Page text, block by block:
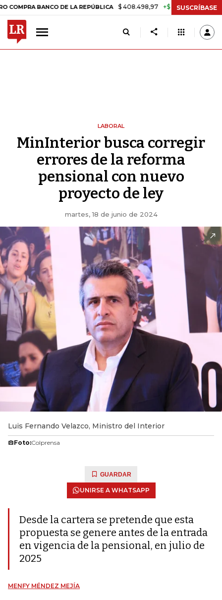
BANCO DE LA REPÚBLICA $ 408.498,97 +$ 8.753,81 +2,19%
SUSCRÍBASE
LABORAL
MinInterior busca corregir
errores de la reforma
pensional con nuevo
proyecto de ley
martes, 18 de junio de 2024
Luis Fernando Velazco, Ministro del Interior
Foto:Colprensa
GUARDAR
UNIRSE A WHATSAPP
Desde la cartera se pretende que esta
propuesta se genere antes de la entrada
en vigencia de la pensional, en julio de
2025
MENFY MÉNDEZ MEJÍA